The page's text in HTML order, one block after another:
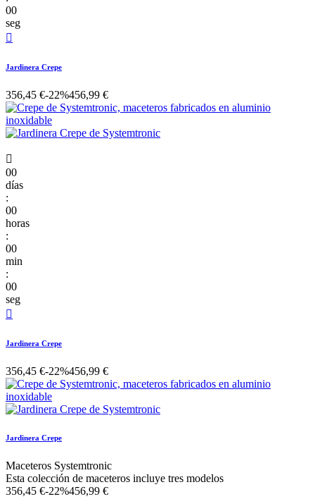
00
seg

Jardinera Crepe
356,45 €-22%456,99 €

00
días
:
00
horas
:
00
min
:
00
seg

Jardinera Crepe
356,45 €-22%456,99 €
Jardinera Crepe
Maceteros Systemtronic
Esta colección de maceteros incluye tres modelos
356,45 €-22%456,99 €